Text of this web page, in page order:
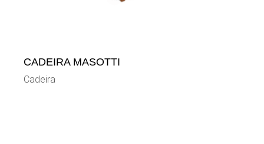
CADEIRA MASOTTI
Cadeira